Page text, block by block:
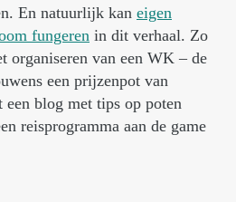
En natuurlijk kan eigen
fungeren in dit verhaal. Zo
organiseren van een WK – de
een prijzenpot van
blog met tips op poten
reisprogramma aan de game